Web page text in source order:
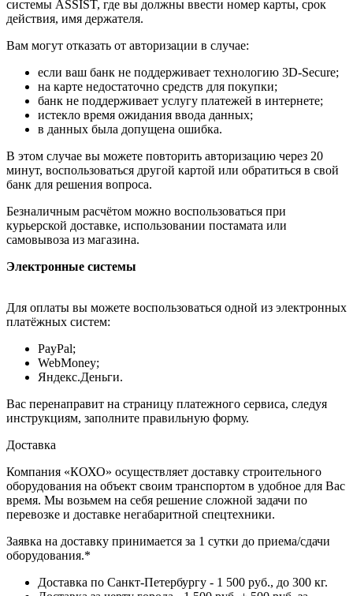
системы ASSIST, где вы должны ввести номер карты, срок
действия, имя держателя.
Вам могут отказать от авторизации в случае:
если ваш банк не поддерживает технологию 3D-Secure;
на карте недостаточно средств для покупки;
банк не поддерживает услугу платежей в интернете;
истекло время ожидания ввода данных;
в данных была допущена ошибка.
В этом случае вы можете повторить авторизацию через 20
минут, воспользоваться другой картой или обратиться в свой
банк для решения вопроса.
Безналичным расчётом можно воспользоваться при
курьерской доставке, использовании постамата или
самовывоза из магазина.
Электронные системы
Для оплаты вы можете воспользоваться одной из электронных
платёжных систем:
PayPal;
WebMoney;
Яндекс.Деньги.
Вас перенаправит на страницу платежного сервиса, следуя
инструкциям, заполните правильную форму.
Доставка
Компания «КОХО» осуществляет доставку строительного
оборудования на объект своим транспортом в удобное для Вас
время. Мы возьмем на себя решение сложной задачи по
перевозке и доставке негабаритной спецтехники.
Заявка на доставку принимается за 1 сутки до приема/сдачи
оборудования.*
Доставка по Санкт-Петербургу - 1 500 руб., до 300 кг.